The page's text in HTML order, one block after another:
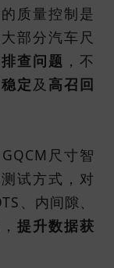
质量控制是
部分汽车尺
查问题 ，不
定 及 高召回
尺寸智
试方式，对
、内间隙、
，提升数据获